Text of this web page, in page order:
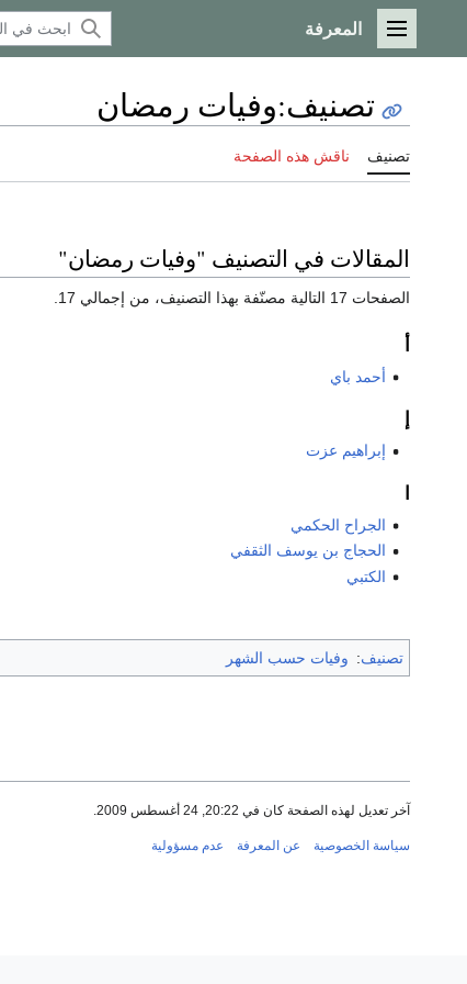
القائمة الرئيسية
المعرفة
تصنيف:وفيات رمضان
تصنيف ناقش هذه الصفحة
المقالات في التصنيف "وفيات رمضان"
الصفحات 17 التالية مصنّفة بهذا التصنيف، من إجمالي 17.
أحمد باي
إ
إبراهيم عزت
الجراح الحكمي
الحجاج بن يوسف الثقفي
الكتبي
تصنيف: وفيات حسب الشهر
آخر تعديل لهذه الصفحة كان في 20:22, 24 أغسطس 2009.
سياسة الخصوصية عن المعرفة عدم مسؤولية